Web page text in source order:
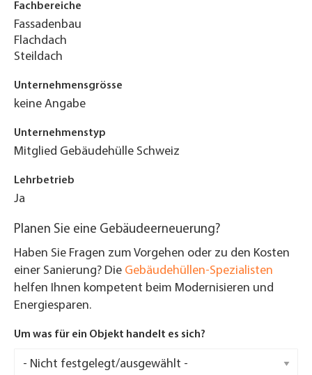
Fachbereiche
Fassadenbau
Flachdach
Steildach
Unternehmensgrösse
keine Angabe
Unternehmenstyp
Mitglied Gebäudehülle Schweiz
Lehrbetrieb
Ja
Planen Sie eine Gebäudeerneuerung?
Haben Sie Fragen zum Vorgehen oder zu den Kosten
einer Sanierung? Die Gebäudehüllen-Spezialisten
helfen Ihnen kompetent beim Modernisieren und
Energiesparen.
Um was für ein Objekt handelt es sich?